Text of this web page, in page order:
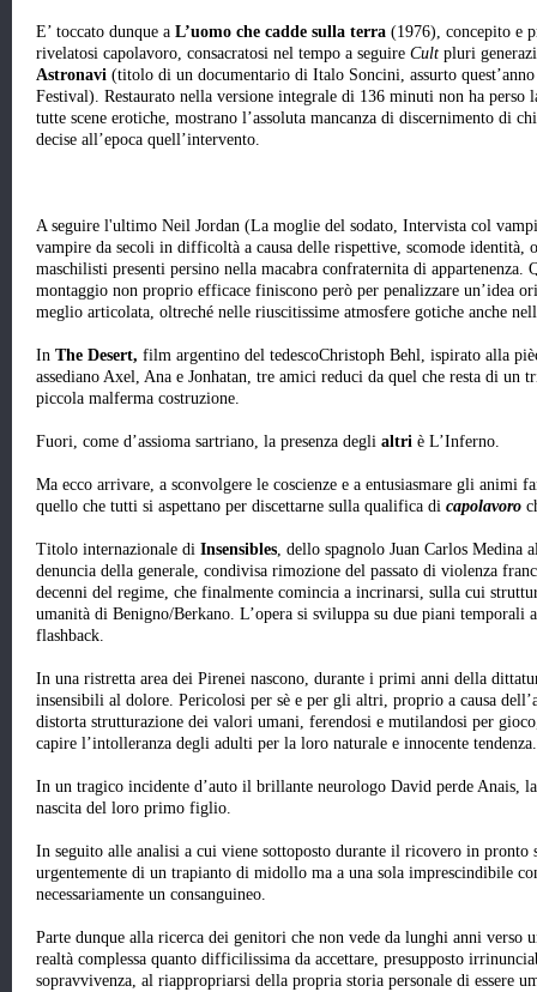
E’ toccato dunque a L’uomo che cadde sulla terra (1976), concepito e
rivelatosi capolavoro, consacratosi nel tempo a seguire Cult pluri
Astronavi (titolo di un documentario di Italo Soncini, assurto
Festival). Restaurato nella versione integrale di 136 minuti non ha perso
tutte scene erotiche, mostrano l’assoluta mancanza di discernimento di
decise all’epoca quell’intervento.
A seguire l'ultimo Neil Jordan (La moglie del sodato, Intervista col
vampire da secoli in difficoltà a causa delle rispettive, scomode identità,
maschilisti presenti persino nella macabra confraternita di appartenenza.
montaggio non proprio efficace finiscono però per penalizzare un’idea
meglio articolata, oltreché nelle riuscitissime atmosfere gotiche anche
In The Desert, film argentino del tedescoChristoph Behl, ispirato alla
assediano Axel, Ana e Jonhatan, tre amici reduci da quel che resta di un
piccola malferma costruzione.
Fuori, come d’assioma sartriano, la presenza degli altri è L’Inferno.
Ma ecco arrivare, a sconvolgere le coscienze e a entusiasmare gli animi
quello che tutti si aspettano per discettarne sulla qualifica di capolavoro
Titolo internazionale di Insensibles, dello spagnolo Juan Carlos
denuncia della generale, condivisa rimozione del passato di violenza
decenni del regime, che finalmente comincia a incrinarsi, sulla cui
umanità di Benigno/Berkano. L’opera si sviluppa su due piani temporali
flashback.
In una ristretta area dei Pirenei nascono, durante i primi anni della
insensibili al dolore. Pericolosi per sè e per gli altri, proprio a causa
distorta strutturazione dei valori umani, ferendosi e mutilandosi per
capire l’intolleranza degli adulti per la loro naturale e innocente tendenza.
In un tragico incidente d’auto il brillante neurologo David perde Anais,
nascita del loro primo figlio.
In seguito alle analisi a cui viene sottoposto durante il ricovero in pronto
urgentemente di un trapianto di midollo ma a una sola imprescindibile
necessariamente un consanguineo.
Parte dunque alla ricerca dei genitori che non vede da lunghi anni verso
realtà complessa quanto difficilissima da accettare, presupposto
sopravvivenza, al riappropriarsi della propria storia personale di essere